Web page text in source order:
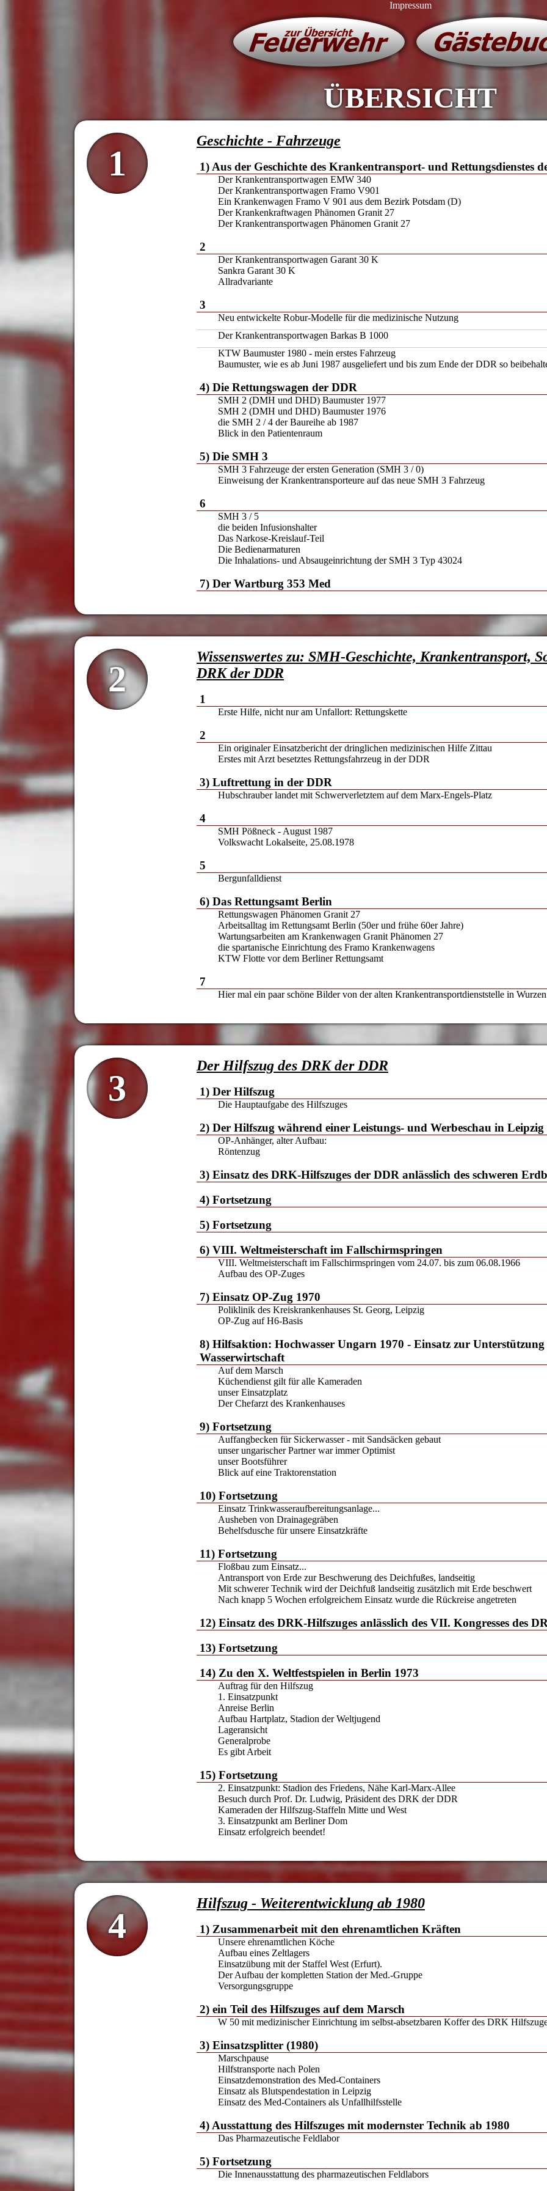
Impressum
ÜBERSICHT
1
Geschichte - Fahrzeuge
1) Aus der Geschichte des Krankentransport- und Rettungsdienstes
Der Krankentransportwagen EMW 340
Der Krankentransportwagen Framo V901
Ein Krankenwagen Framo V 901 aus dem Bezirk Potsdam (D)
Der Krankenkraftwagen Phänomen Granit 27
Der Krankentransportwagen Phänomen Granit 27
2
Der Krankentransportwagen Garant 30 K
Sankra Garant 30 K
Allradvariante
3
Neu entwickelte Robur-Modelle für die medizinische Nutzung
Der Krankentransportwagen Barkas B 1000
KTW Baumuster 1980 - mein erstes Fahrzeug
Baumuster, wie es ab Juni 1987 ausgeliefert und bis zum Ende der DDR so
4) Die Rettungswagen der DDR
SMH 2 (DMH und DHD) Baumuster 1977
SMH 2 (DMH und DHD) Baumuster 1976
die SMH 2 / 4 der Baureihe ab 1987
Blick in den Patientenraum
5) Die SMH 3
SMH 3 Fahrzeuge der ersten Generation (SMH 3 / 0)
Einweisung der Krankentransporteure auf das neue SMH 3 Fahrzeug
6
SMH 3 / 5
die beiden Infusionshalter
Das Narkose-Kreislauf-Teil
Die Bedienarmaturen
Die Inhalations- und Absaugeinrichtung der SMH 3 Typ 43024
7) Der Wartburg 353 Med
2
Wissenswertes zu: SMH-Geschichte, Krankentransport,
DRK der DDR
1
Erste Hilfe, nicht nur am Unfallort: Rettungskette
2
Ein originaler Einsatzbericht der dringlichen medizinischen Hilfe Zittau
Erstes mit Arzt besetztes Rettungsfahrzeug in der DDR
3) Luftrettung in der DDR
Hubschrauber landet mit Schwerverletztem auf dem Marx-Engels-Platz
4
SMH Pößneck - August 1987
Volkswacht Lokalseite, 25.08.1978
5
Bergunfalldienst
6) Das Rettungsamt Berlin
Rettungswagen Phänomen Granit 27
Arbeitsalltag im Rettungsamt Berlin (50er und frühe 60er Jahre)
Wartungsarbeiten am Krankenwagen Granit Phänomen 27
die spartanische Einrichtung des Framo Krankenwagens
KTW Flotte vor dem Berliner Rettungsamt
7
Hier mal ein paar schöne Bilder von der alten Krankentransportdienststelle in
3
Der Hilfszug des DRK der DDR
1) Der Hilfszug
Die Hauptaufgabe des Hilfszuges
2) Der Hilfszug während einer Leistungs- und Werbeschau in Leipzig
OP-Anhänger, alter Aufbau:
Röntenzug
3) Einsatz des DRK-Hilfszuges der DDR anlässlich des schweren
4) Fortsetzung
5) Fortsetzung
6) VIII. Weltmeisterschaft im Fallschirmspringen
VIII. Weltmeisterschaft im Fallschirmspringen vom 24.07. bis zum 06.08.1966
Aufbau des OP-Zuges
7) Einsatz OP-Zug 1970
Poliklinik des Kreiskrankenhauses St. Georg, Leipzig
OP-Zug auf H6-Basis
8) Hilfsaktion: Hochwasser Ungarn 1970 - Einsatz zur
Wasserwirtschaft
Auf dem Marsch
Küchendienst gilt für alle Kameraden
unser Einsatzplatz
Der Chefarzt des Krankenhauses
9) Fortsetzung
Auffangbecken für Sickerwasser - mit Sandsäcken gebaut
unser ungarischer Partner war immer Optimist
unser Bootsführer
Blick auf eine Traktorenstation
10) Fortsetzung
Einsatz Trinkwasseraufbereitungsanlage...
Ausheben von Drainagegräben
Behelfsdusche für unsere Einsatzkräfte
11) Fortsetzung
Floßbau zum Einsatz...
Antransport von Erde zur Beschwerung des Deichfußes, landseitig
Mit schwerer Technik wird der Deichfuß landseitig zusätzlich mit Erde beschwert
Nach knapp 5 Wochen erfolgreichem Einsatz wurde die Rückreise angetreten
12) Einsatz des DRK-Hilfszuges anlässlich des VII. Kongresses des
13) Fortsetzung
14) Zu den X. Weltfestspielen in Berlin 1973
Auftrag für den Hilfszug
1. Einsatzpunkt
Anreise Berlin
Aufbau Hartplatz, Stadion der Weltjugend
Lageransicht
Generalprobe
Es gibt Arbeit
15) Fortsetzung
2. Einsatzpunkt: Stadion des Friedens, Nähe Karl-Marx-Allee
Besuch durch Prof. Dr. Ludwig, Präsident des DRK der DDR
Kameraden der Hilfszug-Staffeln Mitte und West
3. Einsatzpunkt am Berliner Dom
Einsatz erfolgreich beendet!
4
Hilfszug - Weiterentwicklung ab 1980
1) Zusammenarbeit mit den ehrenamtlichen Kräften
Unsere ehrenamtlichen Köche
Aufbau eines Zeltlagers
Einsatzübung mit der Staffel West (Erfurt).
Der Aufbau der kompletten Station der Med.-Gruppe
Versorgungsgruppe
2) ein Teil des Hilfszuges auf dem Marsch
W 50 mit medizinischer Einrichtung im selbst-absetzbaren Koffer des DRK
3) Einsatzsplitter (1980)
Marschpause
Hilfstransporte nach Polen
Einsatzdemonstration des Med-Containers
Einsatz als Blutspendestation in Leipzig
Einsatz des Med-Containers als Unfallhilfsstelle
4) Ausstattung des Hilfszuges mit modernster Technik ab 1980
Das Pharmazeutische Feldlabor
5) Fortsetzung
Die Innenausstattung des pharmazeutischen Feldlabors